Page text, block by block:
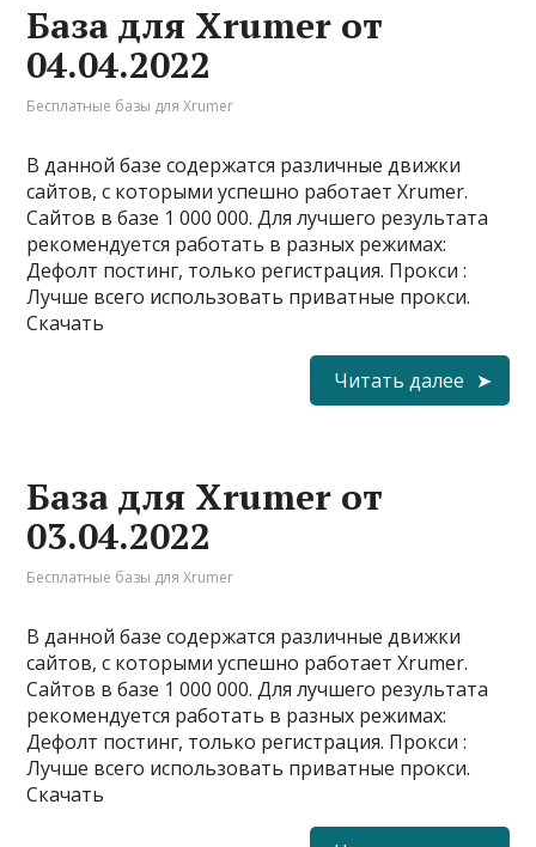
База для Xrumer от
04.04.2022
Бесплатные базы для Xrumer
В данной базе содержатся различные движки
сайтов, с которыми успешно работает Xrumer.
Сайтов в базе 1 000 000. Для лучшего результата
рекомендуется работать в разных режимах:
Дефолт постинг, только регистрация. Прокси :
Лучше всего использовать приватные прокси.
Скачать
Читать далее
База для Xrumer от
03.04.2022
Бесплатные базы для Xrumer
В данной базе содержатся различные движки
сайтов, с которыми успешно работает Xrumer.
Сайтов в базе 1 000 000. Для лучшего результата
рекомендуется работать в разных режимах:
Дефолт постинг, только регистрация. Прокси :
Лучше всего использовать приватные прокси.
Скачать